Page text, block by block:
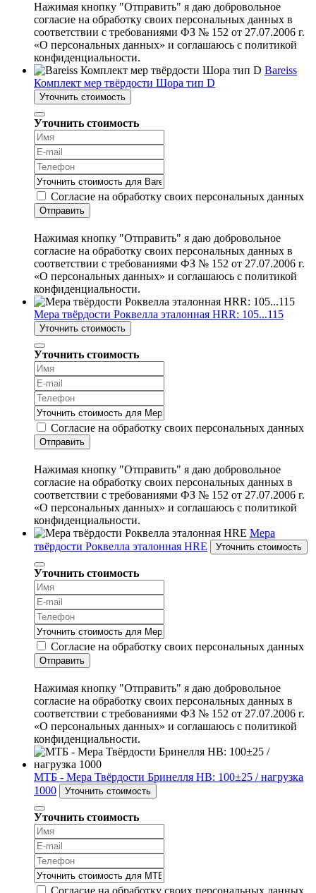
Нажимая кнопку "Отправить" я даю добровольное
согласие на обработку своих персональных данных в
соответствии с требованиями ФЗ № 152 от 27.07.2006 г.
«О персональных данных» и соглашаюсь с политикой
конфиденциальности.
Bareiss
Комплект мер твёрдости Шора тип D
Уточнить стоимость
Уточнить стоимость
Согласие на обработку своих персональных данных
Отправить
Нажимая кнопку "Отправить" я даю добровольное
согласие на обработку своих персональных данных в
соответствии с требованиями ФЗ № 152 от 27.07.2006 г.
«О персональных данных» и соглашаюсь с политикой
конфиденциальности.
Мера твёрдости Роквелла эталонная HRR: 105...115
Уточнить стоимость
Уточнить стоимость
Согласие на обработку своих персональных данных
Отправить
Нажимая кнопку "Отправить" я даю добровольное
согласие на обработку своих персональных данных в
соответствии с требованиями ФЗ № 152 от 27.07.2006 г.
«О персональных данных» и соглашаюсь с политикой
конфиденциальности.
Мера
твёрдости Роквелла эталонная HRE
Уточнить стоимость
Уточнить стоимость
Согласие на обработку своих персональных данных
Отправить
Нажимая кнопку "Отправить" я даю добровольное
согласие на обработку своих персональных данных в
соответствии с требованиями ФЗ № 152 от 27.07.2006 г.
«О персональных данных» и соглашаюсь с политикой
конфиденциальности.
МТБ - Мера Твёрдости Бринелля HB: 100±25 / нагрузка
1000
Уточнить стоимость
Уточнить стоимость
Согласие на обработку своих персональных данных